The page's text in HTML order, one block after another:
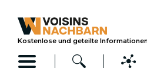
Kostenlose und geteilte